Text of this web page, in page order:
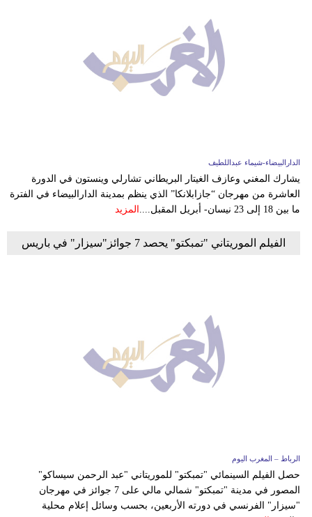
الدارالبيضاء-شيماء عبداللطيف
يشارك المغني وعازف الغيتار البريطاني تشارلي وينستون في الدورة
العاشرة من مهرجان “جازابلانكا” الذي ينظم بمدينة الدارالبيضاء في الفترة
ما بين 18 إلى 23 نيسان- أبريل المقبل....
المزيد
الفيلم الموريتاني "تمبكتو" يحصد 7 جوائز"سيزار" في باريس
الرباط – المغرب اليوم
حصل الفيلم السينمائي "تمبكتو" للموريتاني "عبد الرحمن سيساكو"
المصور في مدينة "تمبكتو" شمالي مالي على 7 جوائز في مهرجان
"سيزار" الفرنسي في دورته الأربعين، بحسب وسائل إعلام محلية